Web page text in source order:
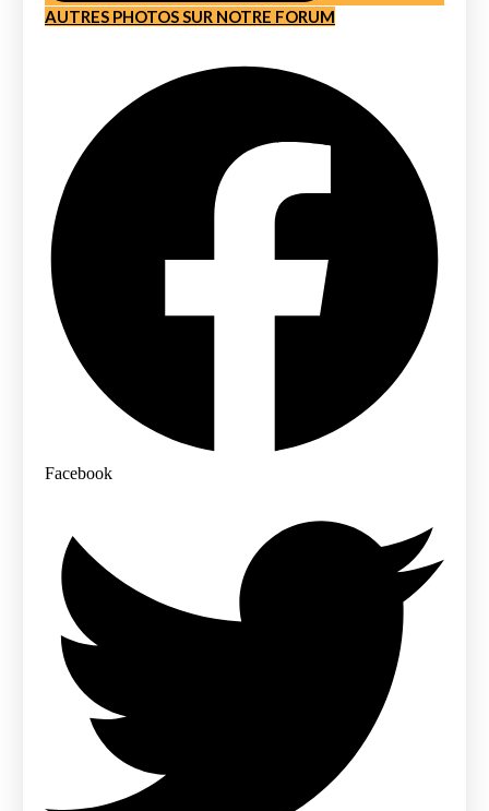
AUTRES PHOTOS SUR NOTRE FORUM
Facebook